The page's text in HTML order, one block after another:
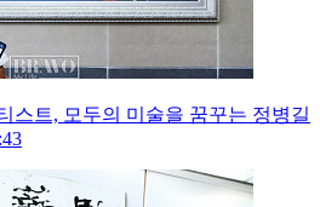
스트, 모두의 미술을 꿈꾸는 정병길